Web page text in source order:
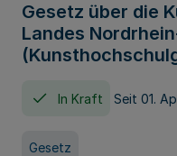
Gesetz über die
Landes
In Kraft Seit 01.
Gesetz